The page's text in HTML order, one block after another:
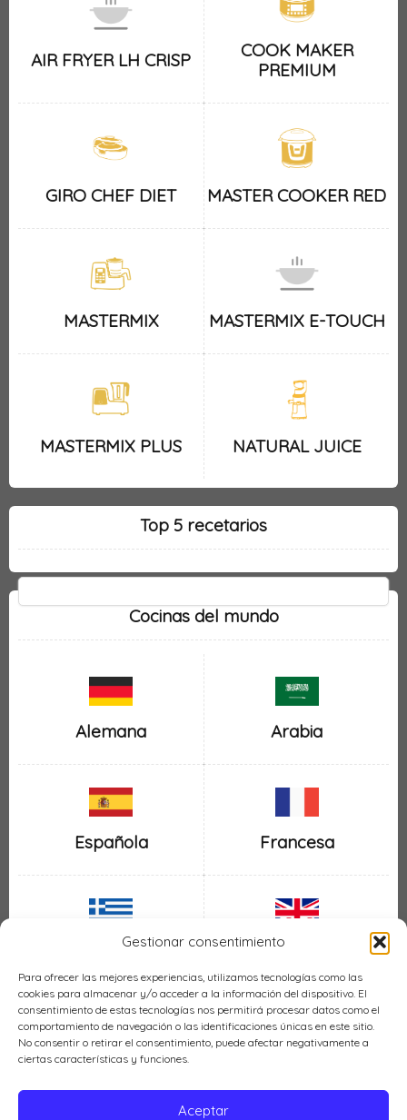
Gestionar consentimiento
Para ofrecer las mejores experiencias, utilizamos tecnologías como las
cookies para almacenar y/o acceder a la información del dispositivo. El
consentimiento de estas tecnologías nos permitirá procesar datos como el
comportamiento de navegación o las identificaciones únicas en este sitio.
No consentir o retirar el consentimiento, puede afectar negativamente a
ciertas características y funciones.
Aceptar
AIR FRYER LH CRISP
COOK MAKER
PREMIUM
GIRO CHEF DIET MASTER COOKER RED
MASTERMIX MASTERMIX E-TOUCH
MASTERMIX PLUS NATURAL JUICE
Top 5 recetarios
Cocinas del mundo
Alemana Arabia
Española Francesa
Griega Inglesa
Italiana